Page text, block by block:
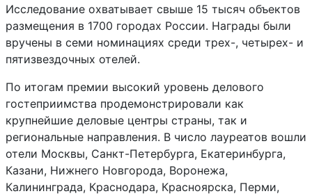
Исследование охватывает свыше 15 тысяч объектов
размещения в 1700 городах России. Награды были
вручены в семи номинациях среди трех-, четырех- и
пятизвездочных отелей.
По итогам премии высокий уровень делового
гостеприимства продемонстрировали как
крупнейшие деловые центры страны, так и
региональные направления. В число лауреатов вошли
отели Москвы, Санкт-Петербурга, Екатеринбурга,
Казани, Нижнего Новгорода, Воронежа,
Калининграда, Краснодара, Красноярска, Перми,